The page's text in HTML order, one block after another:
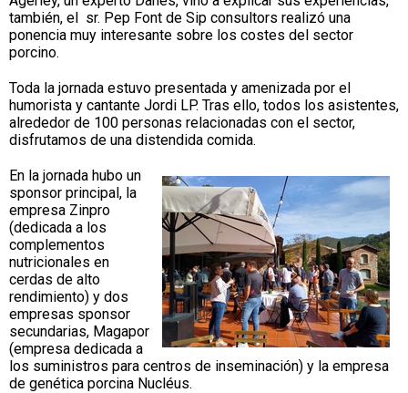
también, el sr. Pep Font de Sip consultors realizó una
ponencia muy interesante sobre los costes del sector
porcino.
Toda la jornada estuvo presentada y amenizada por el
humorista y cantante Jordi LP. Tras ello, todos los asistentes,
alrededor de 100 personas relacionadas con el sector,
disfrutamos de una distendida comida.
En la jornada hubo un
sponsor principal, la
empresa Zinpro
(dedicada a los
complementos
nutricionales en
cerdas de alto
rendimiento) y dos
empresas sponsor
secundarias, Magapor
(empresa dedicada a
los suministros para centros de inseminación) y la empresa
de genética porcina Nucléus.